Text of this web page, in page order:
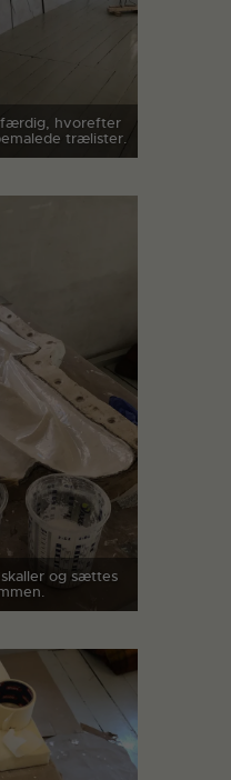
færdig, hvorefter
trælister.
og sættes